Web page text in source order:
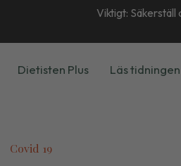
Viktigt:
Dietisten Plus Läs
Covid 19